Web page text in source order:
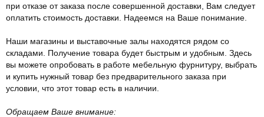
при отказе от заказа после совершенной доставки, Вам следует
оплатить стоимость доставки. Надеемся на Ваше понимание.
Наши магазины и выставочные залы находятся рядом со
складами. Получение товара будет быстрым и удобным. Здесь
вы можете опробовать в работе мебельную фурнитуру, выбрать
и купить нужный товар без предварительного заказа при
условии, что этот товар есть в наличии.
Обращаем Ваше внимание: